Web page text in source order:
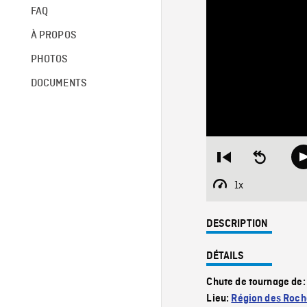
FAQ
À PROPOS
PHOTOS
DOCUMENTS
Restart
beginning
Seek
backward
1x
Playback
DESCRIPTION
DÉTAILS
Chute de tournage de:
Lieu: Région des